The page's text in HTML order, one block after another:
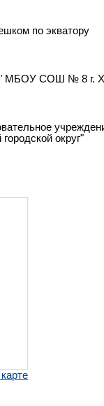
по экватору
МБОУ СОШ № 8 г.
округ"